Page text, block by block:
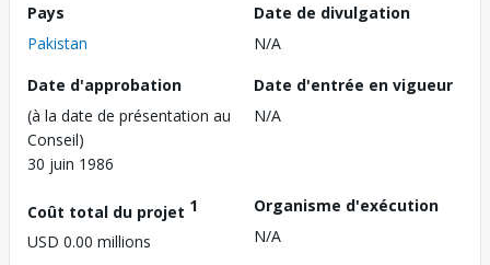
Pays
Pakistan
Date de divulgation
N/A
Date d'approbation
(à la date de présentation au
Conseil)
30 juin 1986
Date d'entrée en vigueur
N/A
Coût total du projet 1
USD 0.00 millions
Organisme d'exécution
N/A